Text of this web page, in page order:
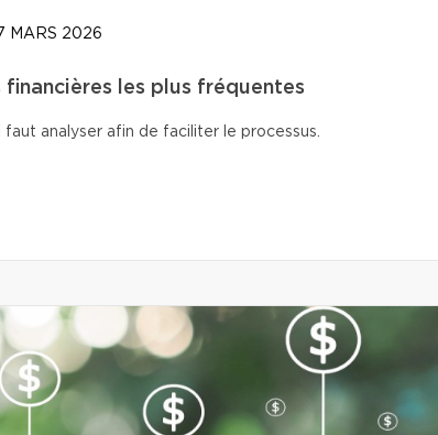
MARS 2026
les plus fréquentes
faut analyser afin de faciliter le processus.